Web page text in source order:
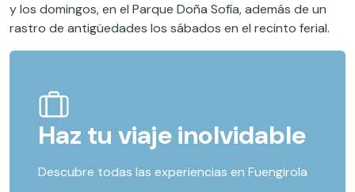
y los domingos, en el Parque Doña Sofía, además de un
rastro de antigüedades los sábados en el recinto ferial.
Haz tu viaje inolvidable
Descubre todas las experiencias en Fuengirola